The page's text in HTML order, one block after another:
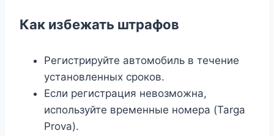
Как избежать штрафов
Регистрируйте автомобиль в течение
установленных сроков.
Если регистрация невозможна,
используйте временные номера (Targa
Prova).